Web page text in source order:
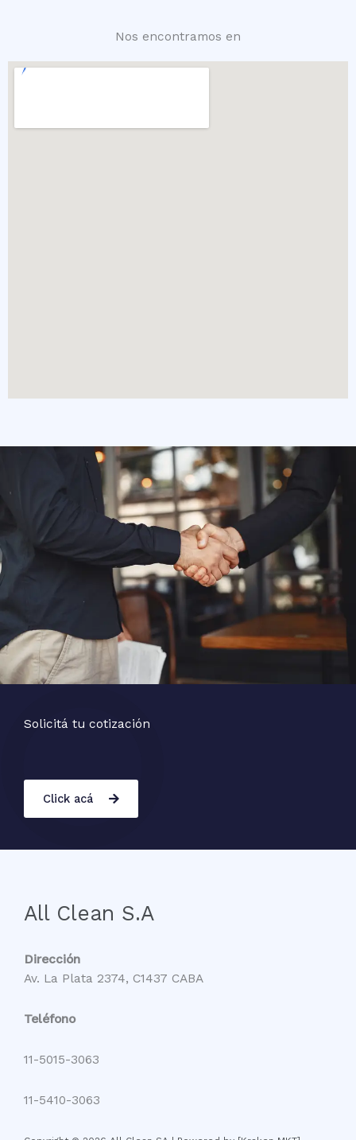
Nos encontramos en
Solicitá tu cotización
Click acá
All Clean S.A
Dirección
Av. La Plata 2374, C1437 CABA
Teléfono
11-5015-3063
11-5410-3063